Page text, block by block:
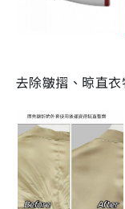
去除皺摺、晾直